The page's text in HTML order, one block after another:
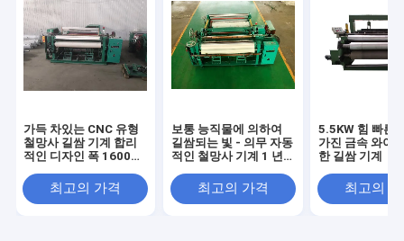
가득 차있는 CNC 유형
철망사 길쌈 기계 합리
적인 디자인 폭 1600
최고의 가격
보통 능직물에 의하여
길쌈되는 빛 - 의무 자동
적인 철망사 기계 1 년
최고의 가격
5.5KW 힘 빠른
가진 금속 와이
한 길쌈 기계
최고의